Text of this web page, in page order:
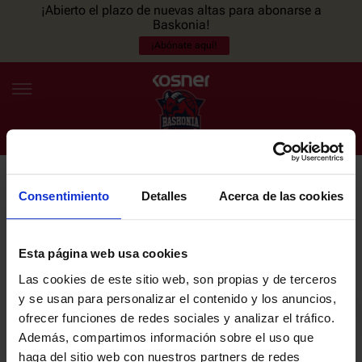
Consentimiento Detalles Acerca de las cookies
Esta página web usa cookies
Las cookies de este sitio web, son propias y de terceros
y se usan para personalizar el contenido y los anuncios,
ofrecer funciones de redes sociales y analizar el tráfico.
Además, compartimos información sobre el uso que
haga del sitio web con nuestros partners de redes
¡Abierto el plazo de nuevas altas para abonarse a
Baskonia!
¡Abónate aquí!
ES EU
NOTICIAS
PLANTILLA
ENTRADAS
NEWSLETTER
últimas noticias y promociones del club.
Email
He leído y acepto laPolítica de privacidaddel SASKI BASKONIA